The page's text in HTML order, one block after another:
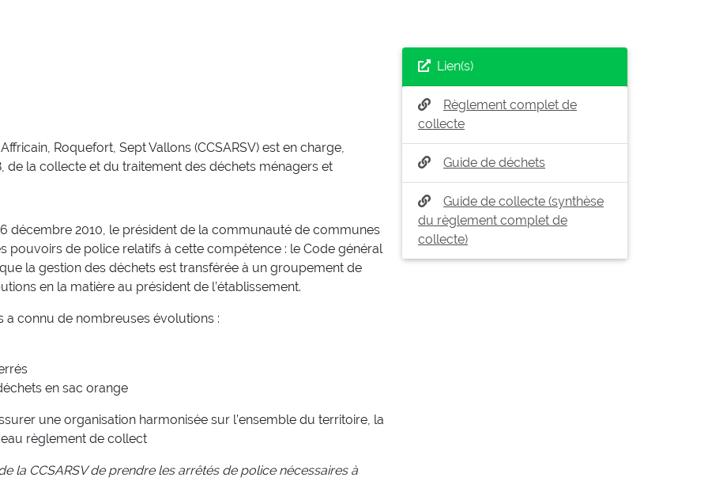
Roquefort, Sept Vallons (CCSARSV) est en charge,
de la collecte et du traitement des déchets ménagers et
décembre 2010, le président de la communauté de communes
pouvoirs de police relatifs à cette compétence : le Code général
la gestion des déchets est transférée à un groupement de
en la matière au président de l’établissement.
a connu de nombreuses évolutions :
en sac orange
une organisation harmonisée sur l’ensemble du territoire, la
règlement de collect
la CCSARSV de prendre les arrêtés de police nécessaires à
Lien(s)
Règlement complet de
collecte
Guide de déchets
Guide de collecte (synthèse
du règlement complet de
collecte)